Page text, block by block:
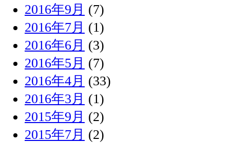
2016年9月 (7)
2016年7月 (1)
2016年6月 (3)
2016年5月 (7)
2016年4月 (33)
2016年3月 (1)
2015年9月 (2)
2015年7月 (2)